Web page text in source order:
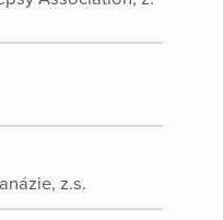
z.s.